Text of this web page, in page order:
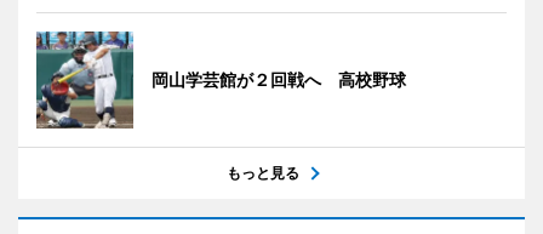
岡山学芸館が２回戦へ 高校野球
もっと見る